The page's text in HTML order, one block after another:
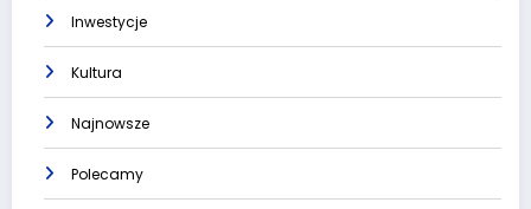
Inwestycje
Kultura
Najnowsze
Polecamy